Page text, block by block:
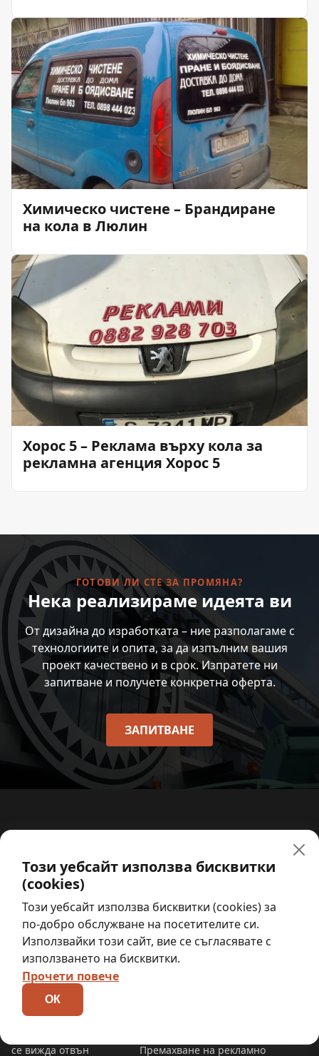
Химическо чистене – Брандиране
на кола в Люлин
Хорос 5 – Реклама върху кола за
рекламна агенция Хорос 5
ГОТОВИ ЛИ СТЕ ЗА ПРОМЯНА?
Нека реализираме идеята ви
От дизайна до изработката – ние разполагаме с
технологиите и опита, за да изпълним вашия
проект качествено и в срок. Изпратете ни
запитване и получете конкретна оферта.
ЗАПИТВАНЕ
Дизайн, изработка и монтаж на реклами.
horos5@abv.bg
Рекламно фолио
Перфо фолио за
прозорци и витрини
Пясъкоструйно фолио
се вижда отвън
Премахване на рекламно
Този уебсайт използва бисквитки
(cookies)
Този уебсайт използва бисквитки (cookies) за
по-добро обслужване на посетителите си.
Използвайки този сайт, вие се съгласявате с
използването на бисквитки.
Прочети повече
ОК